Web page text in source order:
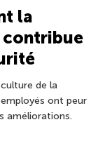
la
de la
ont peur
améliorations.